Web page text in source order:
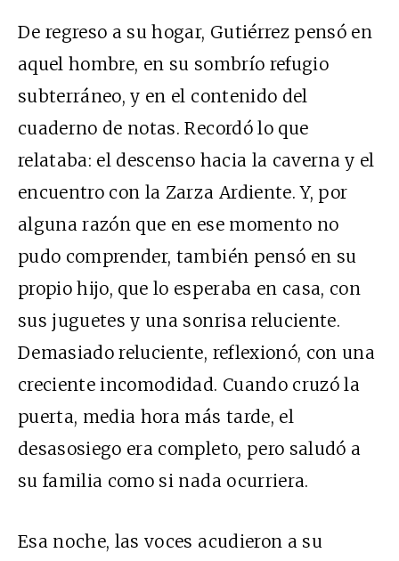
De regreso a su hogar, Gutiérrez pensó en
aquel hombre, en su sombrío refugio
subterráneo, y en el contenido del
cuaderno de notas. Recordó lo que
relataba: el descenso hacia la caverna y el
encuentro con la Zarza Ardiente. Y, por
alguna razón que en ese momento no
pudo comprender, también pensó en su
propio hijo, que lo esperaba en casa, con
sus juguetes y una sonrisa reluciente.
Demasiado reluciente, reflexionó, con una
creciente incomodidad. Cuando cruzó la
puerta, media hora más tarde, el
desasosiego era completo, pero saludó a
su familia como si nada ocurriera.
Esa noche, las voces acudieron a su